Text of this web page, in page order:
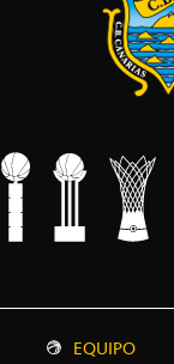
EQUIPO